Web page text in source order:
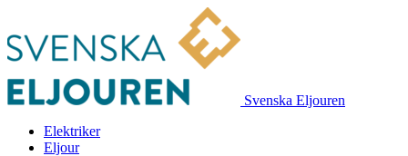
Svenska Eljouren
Elektriker
Eljour